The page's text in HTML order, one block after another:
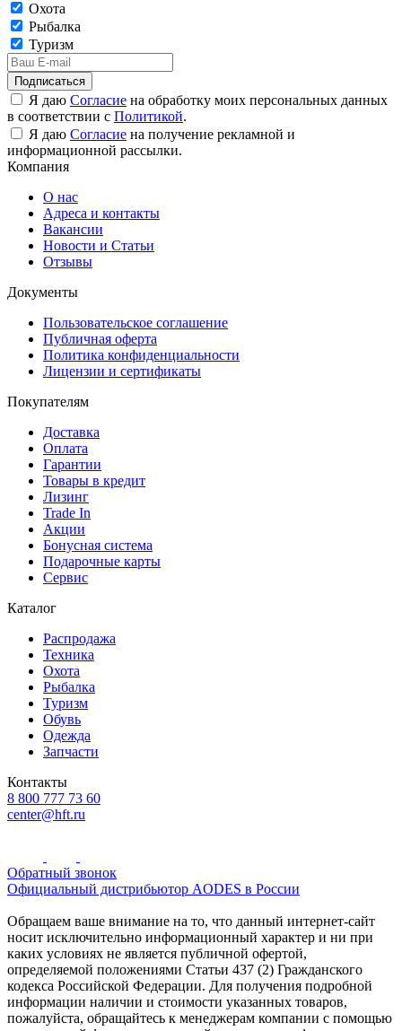
Охота
Рыбалка
Туризм
Подписаться
Я даю Согласие на обработку моих персональных данных
в соответствии с Политикой.
Я даю Согласие на получение рекламной и
информационной рассылки.
Компания
О нас
Адреса и контакты
Вакансии
Новости и Статьи
Отзывы
Документы
Пользовательское соглашение
Публичная оферта
Политика конфиденциальности
Лицензии и сертификаты
Покупателям
Доставка
Оплата
Гарантии
Товары в кредит
Лизинг
Trade In
Акции
Бонусная система
Подарочные карты
Сервис
Каталог
Распродажа
Техника
Охота
Рыбалка
Туризм
Обувь
Одежда
Запчасти
Контакты
8 800 777 73 60
center@hft.ru
Обратный звонок
Официальный дистрибьютор AODES в России
Обращаем ваше внимание на то, что данный интернет-сайт
носит исключительно информационный характер и ни при
каких условиях не является публичной офертой,
определяемой положениями Статьи 437 (2) Гражданского
кодекса Российской Федерации. Для получения подробной
информации наличии и стоимости указанных товаров,
пожалуйста, обращайтесь к менеджерам компании с помощью